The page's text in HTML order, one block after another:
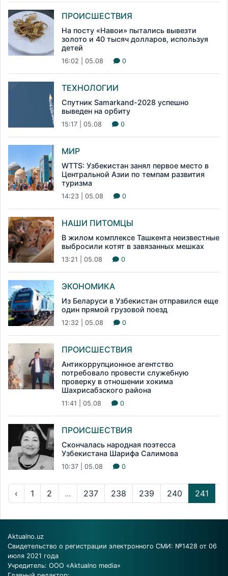
ПРОИСШЕСТВИЯ
На посту «Навои» пытались вывезти
золото и 40 тысяч долларов, используя
детей
16:02 | 05.08 0
ТЕХНОЛОГИИ
Спутник Samarkand-2028 успешно
выведен на орбиту
15:17 | 05.08 0
МИР
WTTS: Узбекистан занял первое место в
Центральной Азии по темпам развития
туризма
14:23 | 05.08 0
НАШИ ПИТОМЦЫ
В жилом комплексе Ташкента неизвестные
выбросили котят в завязанных мешках
13:21 | 05.08 0
ЭКОНОМИКА
Из Беларуси в Узбекистан отправился еще
один прямой грузовой поезд
12:32 | 05.08 0
ПРОИСШЕСТВИЯ
Антикоррупционное агентство
потребовало провести служебную
проверку в отношении хокима
Шахрисабзского района
11:41 | 05.08 0
ПРОИСШЕСТВИЯ
Скончалась народная поэтесса
Узбекистана Шарифа Салимова
10:37 | 05.08 0
‹ 1 2 ... 237 238 239 240 241
Aktualno.uz
Свидетельство о регистрации электронного СМИ: №1428 от 06
июля 2021 года
Учредитель: ООО «Aktualno media»